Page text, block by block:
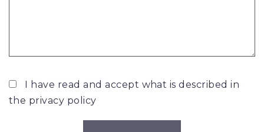
I have read and accept what is described in
the privacy policy